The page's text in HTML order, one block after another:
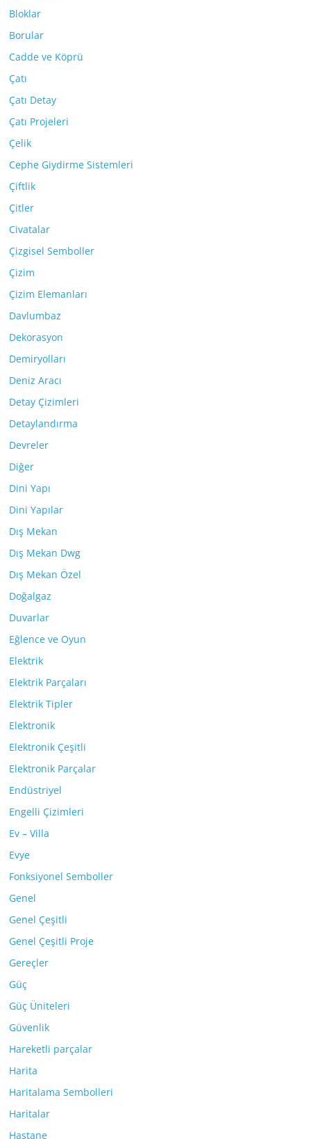
Bloklar
Borular
Cadde ve Köprü
Çatı
Çatı Detay
Çatı Projeleri
Çelik
Cephe Giydirme Sistemleri
Çiftlik
Çitler
Civatalar
Çizgisel Semboller
Çizim
Çizim Elemanları
Davlumbaz
Dekorasyon
Demiryolları
Deniz Aracı
Detay Çizimleri
Detaylandırma
Devreler
Diğer
Dini Yapı
Dini Yapılar
Dış Mekan
Dış Mekan Dwg
Dış Mekan Özel
Doğalgaz
Duvarlar
Eğlence ve Oyun
Elektrik
Elektrik Parçaları
Elektrik Tipler
Elektronik
Elektronik Çeşitli
Elektronik Parçalar
Endüstriyel
Engelli Çizimleri
Ev – Villa
Evye
Fonksiyonel Semboller
Genel
Genel Çeşitli
Genel Çeşitli Proje
Gereçler
Güç
Güç Üniteleri
Güvenlik
Hareketli parçalar
Harita
Haritalama Sembolleri
Haritalar
Hastane